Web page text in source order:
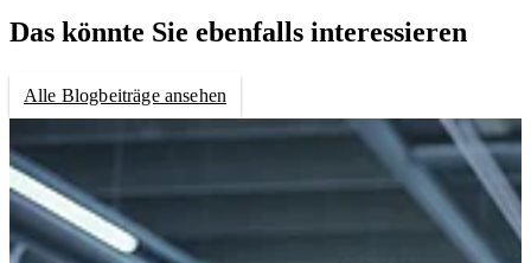
Das könnte Sie ebenfalls interessieren
Alle Blogbeiträge ansehen